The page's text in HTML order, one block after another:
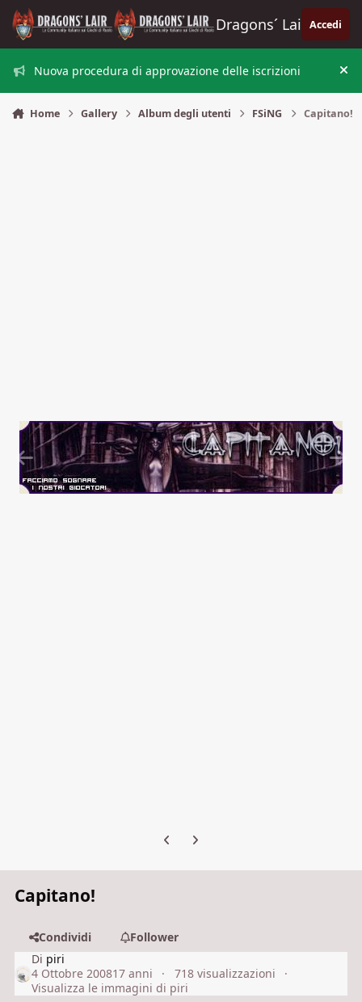
Vai al contenuto
Dragons´ Lair Accedi
Nuova procedura di approvazione delle iscrizioni
Home Gallery Album degli utenti FSiNG Capitano!
Previous carousel slide
Next carousel slide
Capitano!
Condividi
Follower
Di piri
4 Ottobre 200817 anni
718 visualizzazioni
Visualizza le immagini di piri